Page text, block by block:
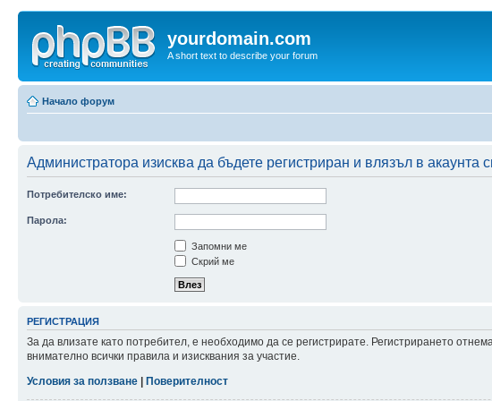
yourdomain.com
A short text to describe your forum
Начало форум
Администратора изисква да бъдете регистриран и влязъл в акаунта
Потребителско име:
Парола:
Запомни ме
Скрий ме
РЕГИСТРАЦИЯ
За да влизате като потребител, е необходимо да се регистрирате. Регистрирането
внимателно всички правила и изисквания за участие.
Условия за ползване
Поверителност